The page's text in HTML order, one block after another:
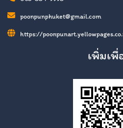
poonpunphuket@gmail.com
https://
เพิ่มเพื่